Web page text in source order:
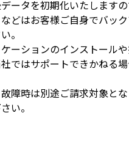
ータを初期化いたします
どはお客様ご自身でバッ
。
ーションのインストール
ではサポートできかねる
障時は別途ご請求対象と
い。